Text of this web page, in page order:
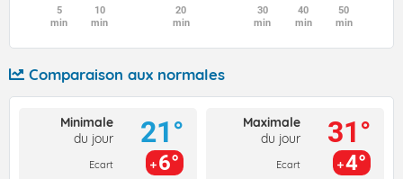
5
min
10
min
20
min
30
min
40
min
50
min
Comparaison aux normales
Minimale
du jour
Ecart
21°
6°
Maximale
du jour
Ecart
31°
4°